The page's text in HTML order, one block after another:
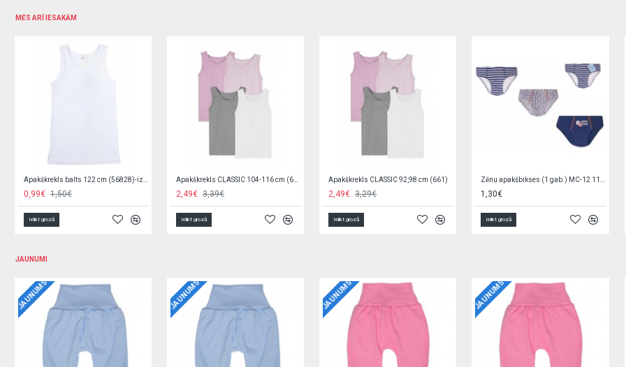
MĒS ARĪ IESAKĀM
Zēnu apakšbikses 1 gab. BMC-0035
1,89€ 2,50€
Ielikt grozā
1,89€ 2,50€
Ielikt grozā
Zēnu apakšbikses 3 gab. MC-19
3,90€
Ielikt grozā
Zēnu apakšbikses 3 gab. MC-24 (3PACK)
4,20€
Ielikt grozā
JAUNUMI
JAUNUMS JAUNUMS JAUNUMS JAUNUMS